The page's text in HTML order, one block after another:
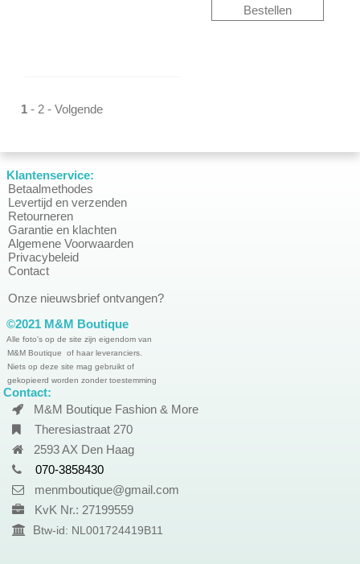
1 - 2 - Volgende
Klantenservice:
Betaalmethodes
Levertijd en verzenden
Retourneren
Garantie en klachten
Algemene Voorwaarden
Privacybeleid
Contact
Onze nieuwsbrief ontvangen?
©2021 M&M Boutique
Alle foto's op de site zijn eigendom van
M&M Boutique of haar leveranciers.
Niets op deze site mag gebruikt of
gekopieerd worden zonder toestemming
Contact:
M&M Boutique Fashion & More
Theresiastraat 270
2593 AX Den Haag
070-3858430
menmboutique@gmail.com
KvK Nr.: 27199559
Btw-id: NL001724419B11